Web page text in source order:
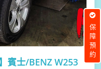
賓士/BENZ W253
保障預約